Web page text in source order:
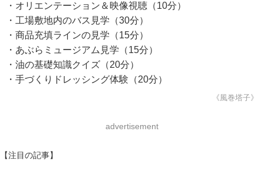
・オリエンテーション＆映像視聴（10分）
・工場敷地内のバス見学（30分）
・商品充填ラインの見学（15分）
・あぶらミュージアム見学（15分）
・油の基礎知識クイズ（20分）
・手づくりドレッシング体験（20分）
《風巻塔子》
advertisement
【注目の記事】